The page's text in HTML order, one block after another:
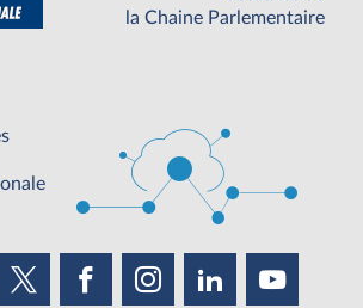
la Chaine Parlementaire